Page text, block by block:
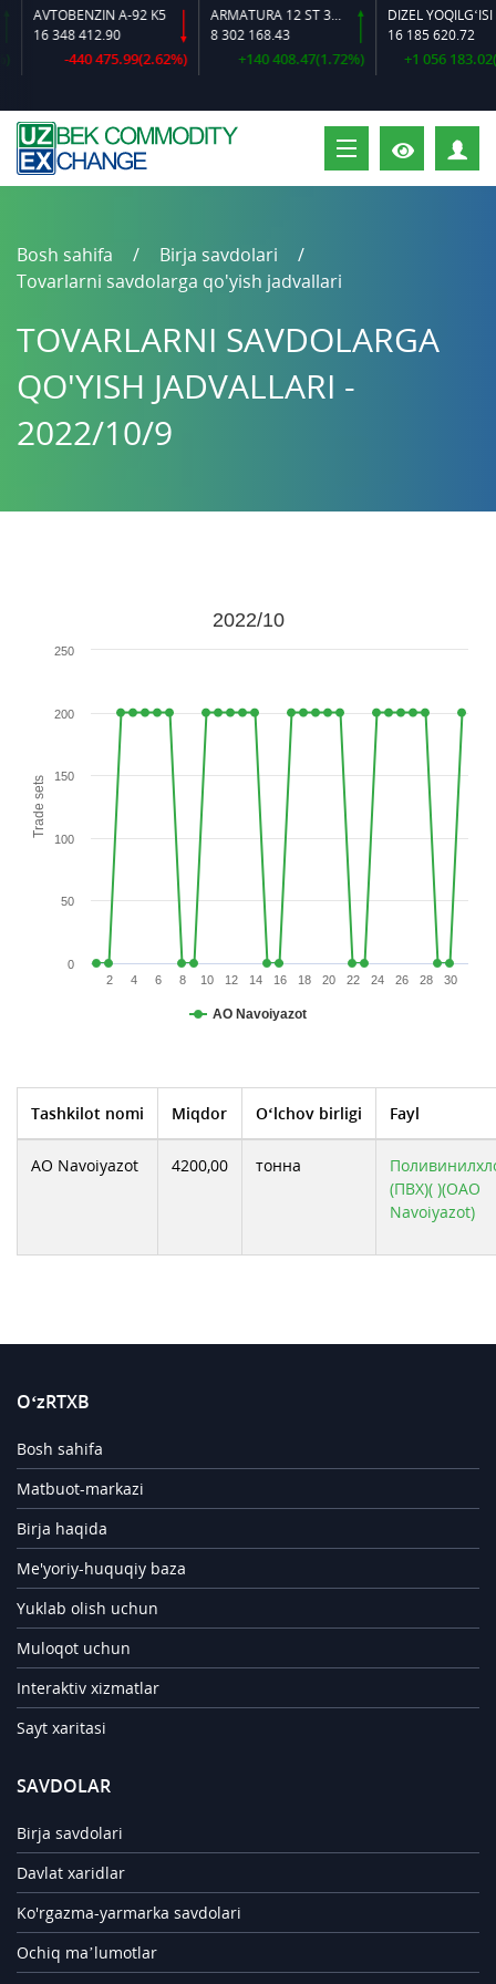
AVTOBENZIN A-92 K5
16 348 412.90
-440 475.99(2.62%)
ARMATURA 12 ST 35 GS O‘LCHAMLI
8 302 168.43
+140 408.47(1.72%)
DIZEL YOQILG‘ISI
16 185 620.72
+1 056
Bosh sahifa
Birja savdolari
Tovarlarni savdolarga qo'yish jadvallari
TOVARLARNI SAVDOLARGA
QO'YISH JADVALLARI -
2022/10/9
Trade sets
2022/10
АО Navoiyazot
2 4 6 8 10 12 14 16 18 20 22 24 26 28 30
0
50
100
150
200
250
Tashkilot nomi Miqdor O‘lchov birligi Fayl
АО Navoiyazot 4200,00 тонна
(ПВХ)( )(ОАО
Navoiyazot)
O‘zRTXB
Bosh sahifa
Matbuot-markazi
Birja haqida
Me'yoriy-huquqiy baza
Yuklab olish uchun
Muloqot uchun
Interaktiv xizmatlar
Sayt xaritasi
SAVDOLAR
Birja savdolari
Davlat xaridlar
Ko'rgazma-yarmarka savdolari
Ochiq ma’lumotlar